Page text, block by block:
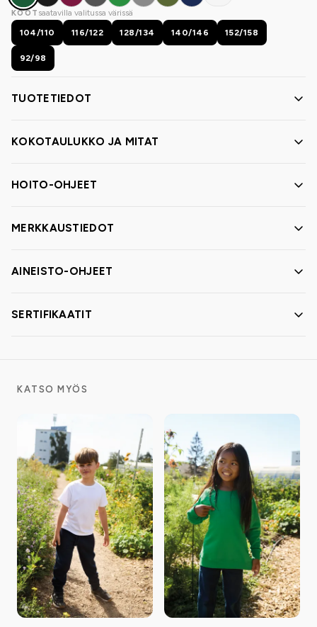
KOOT saatavilla valitussa värissä
104/110
116/122 128/134 140/146 152/158
92/98
TUOTETIEDOT
KOKOTAULUKKO JA MITAT
HOITO-OHJEET
MERKKAUSTIEDOT
AINEISTO-OHJEET
SERTIFIKAATIT
KATSO MYÖS